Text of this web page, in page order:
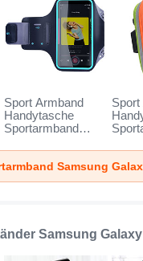
Sport Armband
Handytasche
Sportarmband
Universal G03 für
Samsung Galaxy
J3 Schwarz
Sport
J3
Samsung
Samsung